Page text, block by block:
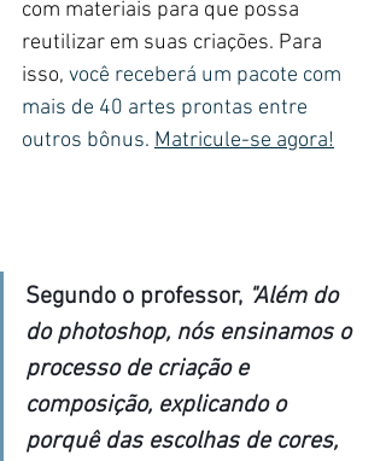
com materiais para que possa
reutilizar em suas criações. Para
isso, você receberá um pacote com
mais de 40 artes prontas entre
outros bônus. Matricule-se agora!
Segundo o professor, "Além do
do photoshop, nós ensinamos o
processo de criação e
composição, explicando o
porquê das escolhas de cores,